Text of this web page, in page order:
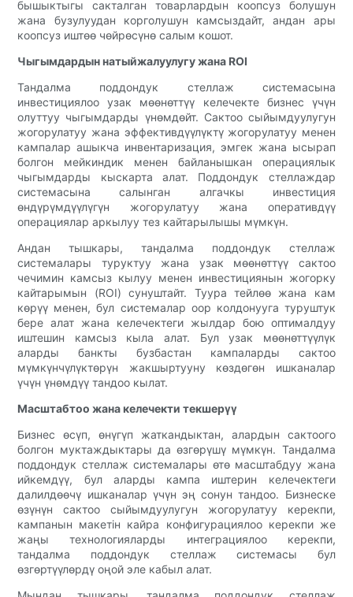
бышыктыгы сакталган товарлардын коопсуз болушун
жана бузулуудан корголушун камсыздайт, андан ары
коопсуз иштөө чөйрөсүнө салым кошот.
Чыгымдардын натыйжалуулугу жана ROI
Тандалма поддондук стеллаж системасына
инвестициялоо узак мөөнөттүү келечекте бизнес үчүн
олуттуу чыгымдарды үнөмдөйт. Сактоо сыйымдуулугун
жогорулатуу жана эффективдүүлүктү жогорулатуу менен
кампалар ашыкча инвентаризация, эмгек жана ысырап
болгон мейкиндик менен байланышкан операциялык
чыгымдарды кыскарта алат. Поддондук стеллаждар
системасына салынган алгачкы инвестиция
өндүрүмдүүлүгүн жогорулатуу жана оперативдүү
операциялар аркылуу тез кайтарылышы мүмкүн.
Андан тышкары, тандалма поддондук стеллаж
системалары туруктуу жана узак мөөнөттүү сактоо
чечимин камсыз кылуу менен инвестициянын жогорку
кайтарымын (ROI) сунуштайт. Туура тейлөө жана кам
көрүү менен, бул системалар оор колдонууга туруштук
бере алат жана келечектеги жылдар бою оптималдуу
иштешин камсыз кыла алат. Бул узак мөөнөттүүлүк
аларды банкты бузбастан кампаларды сактоо
мүмкүнчүлүктөрүн жакшыртууну көздөгөн ишканалар
үчүн үнөмдүү тандоо кылат.
Масштабтоо жана келечекти текшерүү
Бизнес өсүп, өнүгүп жаткандыктан, алардын сактоого
болгон муктаждыктары да өзгөрүшү мүмкүн. Тандалма
поддондук стеллаж системалары өтө масштабдуу жана
ийкемдүү, бул аларды кампа иштерин келечектеги
далилдөөчү ишканалар үчүн эң сонун тандоо. Бизнеске
өзүнүн сактоо сыйымдуулугун жогорулатуу керекпи,
кампанын макетін кайра конфигурациялоо керекпи же
жаңы технологияларды интеграциялоо керекпи,
тандалма поддондук стеллаж системасы бул
өзгөртүүлөрдү оңой эле кабыл алат.